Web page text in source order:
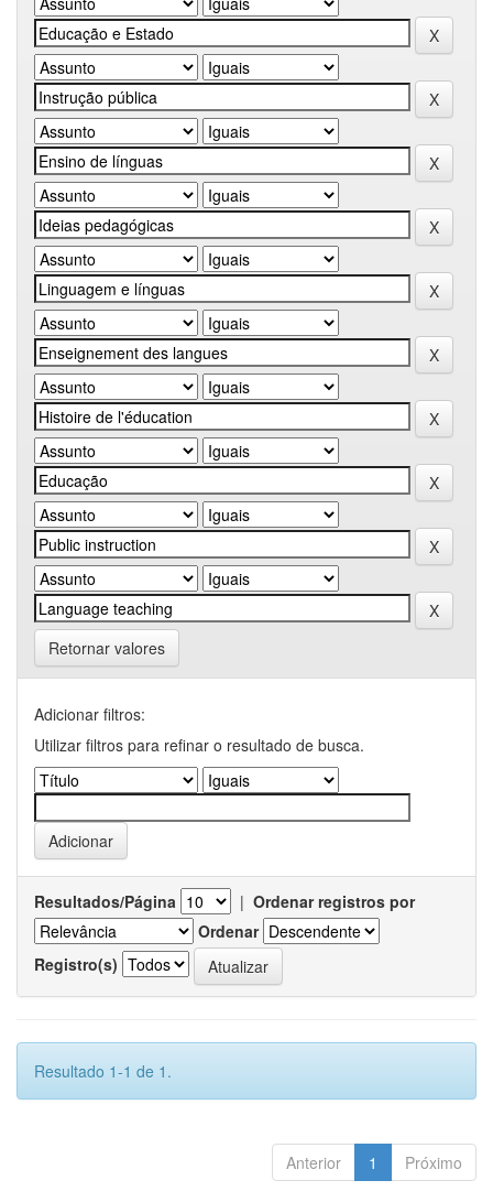
Retornar valores
Adicionar filtros:
Utilizar filtros para refinar o resultado de busca.
Resultados/Página | Ordenar registros por
Ordenar
Registro(s)
Resultado 1-1 de 1.
Anterior 1 Próximo